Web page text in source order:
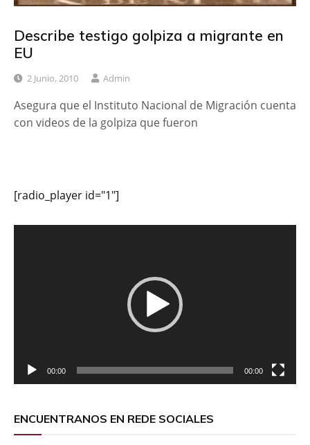
Describe testigo golpiza a migrante en
EU
2 Junio, 2010 Admin
Asegura que el Instituto Nacional de Migración cuenta
con videos de la golpiza que fueron
[radio_player id="1"]
00:00 00:00
ENCUENTRANOS EN REDE SOCIALES